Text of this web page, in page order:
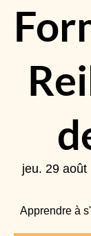
jeu. 29 août
Apprendre à